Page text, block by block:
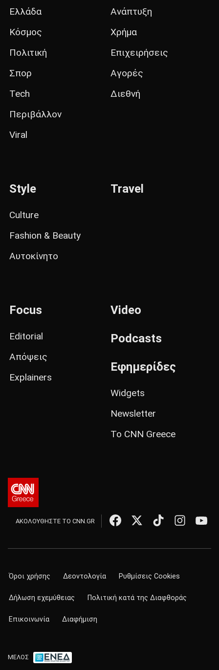
Ελλάδα
Κόσμος
Πολιτική
Σπορ
Tech
Περιβάλλον
Viral
Ανάπτυξη
Χρήμα
Επιχειρήσεις
Αγορές
Διεθνή
Style
Culture
Fashion & Beauty
Αυτοκίνητο
Travel
Focus
Editorial
Απόψεις
Explainers
Video
Podcasts
Εφημερίδες
Widgets
Newsletter
Το CNN Greece
ΑΚΟΛΟΥΘΗΣΤΕ ΤΟ CNN.GR
Όροι χρήσης Δεοντολογία Ρυθμίσεις Cookies
Δήλωση εχεμύθειας Πολιτική κατά της Διαφθοράς
Επικοινωνία Διαφήμιση
ΜΕΛΟΣ